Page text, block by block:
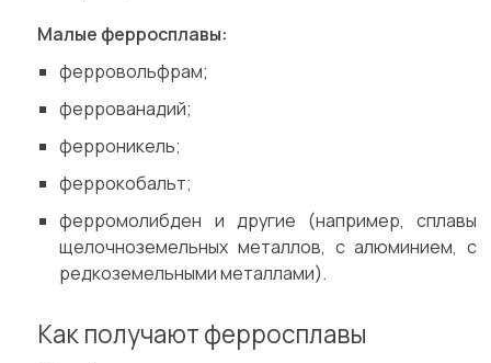
Малые ферросплавы:
ферровольфрам;
феррованадий;
ферроникель;
феррокобальт;
ферромолибден и другие (например, сплавы
щелочноземельных металлов, с алюминием, с
редкоземельными металлами).
Как получают ферросплавы